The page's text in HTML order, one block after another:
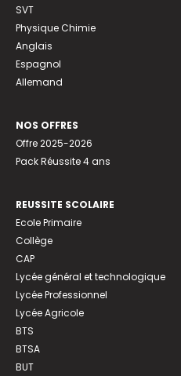
SVT
Physique Chimie
Anglais
Espagnol
Allemand
NOS OFFRES
Offre 2025-2026
Pack Réussite 4 ans
REUSSITE SCOLAIRE
Ecole Primaire
Collège
CAP
Lycée général et technologique
Lycée Professionnel
Lycée Agricole
BTS
BTSA
BUT